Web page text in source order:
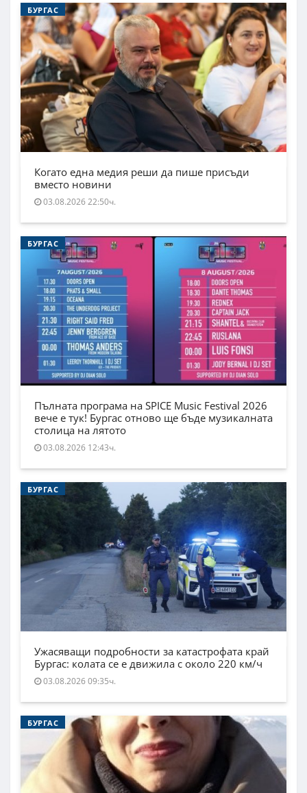
БУРГАС
Когато една медия реши да пише присъди
вместо новини
03.08.2026 22:50ч.
БУРГАС
Пълната програма на SPICE Music Festival 2026
вече е тук! Бургас отново ще бъде музикалната
столица на лятото
03.08.2026 12:43ч.
БУРГАС
Ужасяващи подробности за катастрофата край
Бургас: колата се е движила с около 220 км/ч
03.08.2026 09:35ч.
БУРГАС